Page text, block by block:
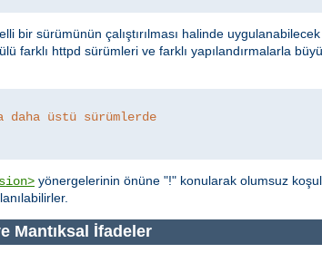
bir sürümünün çalıştırılması halinde
farklı httpd sürümleri ve farklı yapılandırmalarla
daha üstü sürümlerde
yönergelerinin önüne "!" konularak olumsuz
Mantıksal İfadeler